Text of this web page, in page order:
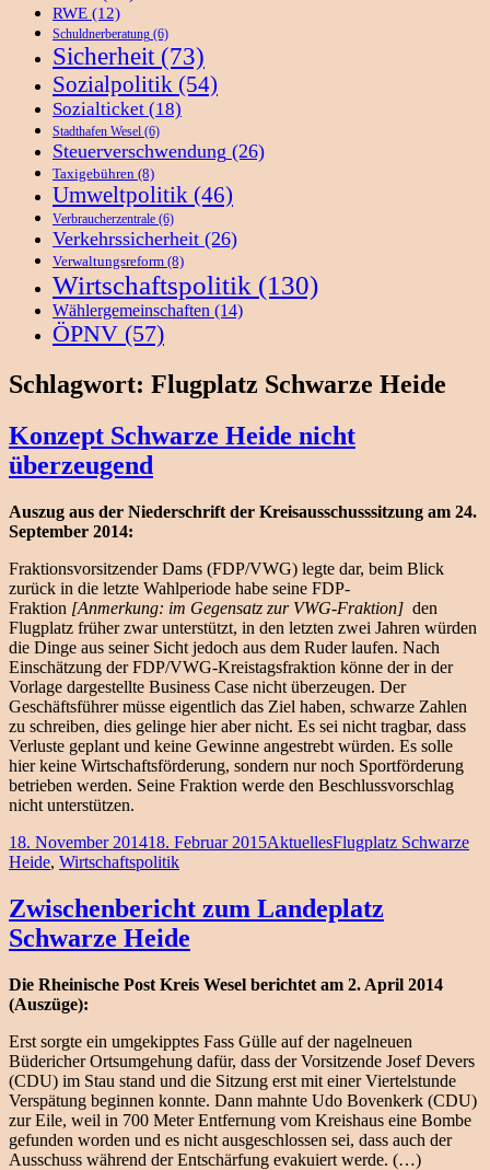
RWE (12)
Schuldnerberatung (6)
Sicherheit(73)
Sozialpolitik (54)
Sozialticket (18)
Stadthafen Wesel (6)
Steuerverschwendung (26)
Taxigebühren (8)
Umweltpolitik (46)
Verbraucherzentrale (6)
Verkehrssicherheit (26)
Verwaltungsreform (8)
Wirtschaftspolitik (130)
Wählergemeinschaften (14)
ÖPNV (57)
Schlagwort: Flugplatz Schwarze Heide
Konzept Schwarze Heide nicht
überzeugend
Auszug aus der Niederschrift der Kreisausschusssitzung am 24.
September 2014:
Fraktionsvorsitzender Dams (FDP/VWG) legte dar, beim Blick
zurück in die letzte Wahlperiode habe seine FDP-
Fraktion [Anmerkung: im Gegensatz zur VWG-Fraktion] den
Flugplatz früher zwar unterstützt, in den letzten zwei Jahren würden
die Dinge aus seiner Sicht jedoch aus dem Ruder laufen. Nach
Einschätzung der FDP/VWG-Kreistagsfraktion könne der in der
Vorlage dargestellte Business Case nicht überzeugen. Der
Geschäftsführer müsse eigentlich das Ziel haben, schwarze Zahlen
zu schreiben, dies gelinge hier aber nicht. Es sei nicht tragbar, dass
Verluste geplant und keine Gewinne angestrebt würden. Es solle
hier keine Wirtschaftsförderung, sondern nur noch Sportförderung
betrieben werden. Seine Fraktion werde den Beschlussvorschlag
nicht unterstützen.
Veröffentlicht
am
18. November 201418. Februar 2015Kategorien
AktuellesSchlagwörter
Flugplatz Schwarze
Heide, Wirtschaftspolitik
Zwischenbericht zum Landeplatz
Schwarze Heide
Die Rheinische Post Kreis Wesel berichtet am 2. April 2014
(Auszüge):
Erst sorgte ein umgekipptes Fass Gülle auf der nagelneuen
Büdericher Ortsumgehung dafür, dass der Vorsitzende Josef Devers
(CDU) im Stau stand und die Sitzung erst mit einer Viertelstunde
Verspätung beginnen konnte. Dann mahnte Udo Bovenkerk (CDU)
zur Eile, weil in 700 Meter Entfernung vom Kreishaus eine Bombe
gefunden worden und es nicht ausgeschlossen sei, dass auch der
Ausschuss während der Entschärfung evakuiert werde. (…)